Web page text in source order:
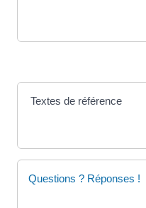
Textes de référence
Questions ? Réponses !